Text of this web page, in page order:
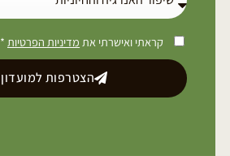
קראתי ואישרתי את מדיניות הפרטיות*
הצטרפות למועדון